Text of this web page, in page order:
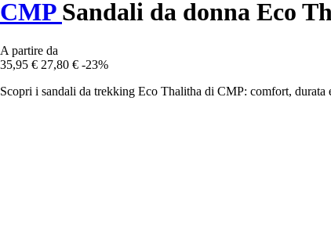
CMP Sandali da donna Eco
A partire da
35,95 € 27,80 € -23%
Scopri i sandali da trekking Eco Thalitha di CMP: comfort, durata